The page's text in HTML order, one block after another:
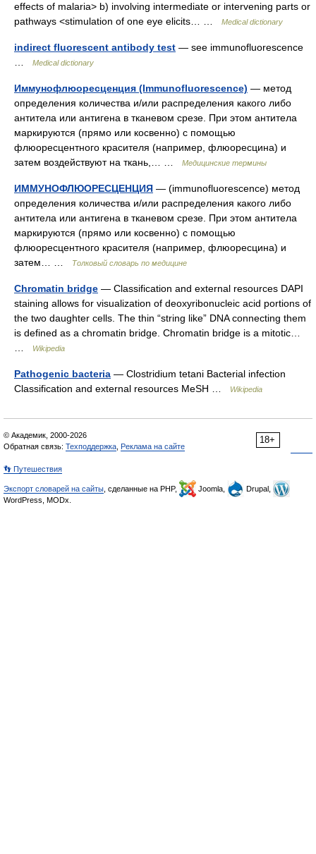
effects of malaria> b) involving intermediate or intervening parts or
pathways <stimulation of one eye elicits… …
Medical dictionary
indirect fluorescent antibody test — see immunofluorescence
Medical dictionary
Иммунофлюоресценция (Immunofluorescence) — метод
определения количества и/или распределения какого либо
антитела или антигена в тканевом срезе. При этом антитела
маркируются (прямо или косвенно) с помощью
флюоресцентного красителя (например, флюоресцина) и
затем воздействуют на ткань,… …
Медицинские термины
ИММУНОФЛЮОРЕСЦЕНЦИЯ — (immunofluorescence) метод
определения количества и/или распределения какого либо
антитела или антигена в тканевом срезе. При этом антитела
маркируются (прямо или косвенно) с помощью
флюоресцентного красителя (например, флюоресцина) и
затем… …
Толковый словарь по медицине
Chromatin bridge — Classification and external resources DAPI
staining allows for visualization of deoxyribonucleic acid portions of
the two daughter cells. The thin “string like” DNA connecting them
is defined as a chromatin bridge. Chromatin bridge is a mitotic…
Wikipedia
Pathogenic bacteria — Clostridium tetani Bacterial infection
Classification and external resources MeSH …
Wikipedia
18+
© Академик, 2000-2026
Обратная связь: Техподдержка Реклама на сайте
👣 Путешествия
Экспорт словарей на сайты , сделанные на PHP, Joomla,
Drupal,
WordPress, MODx.